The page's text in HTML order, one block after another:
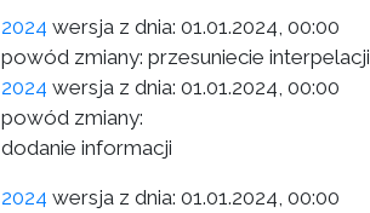
2024 wersja z dnia: 01.01.2024, 00:00
powód zmiany: przesuniecie interpelacji
2024 wersja z dnia: 01.01.2024, 00:00
powód zmiany:
dodanie informacji
2024 wersja z dnia: 01.01.2024, 00:00